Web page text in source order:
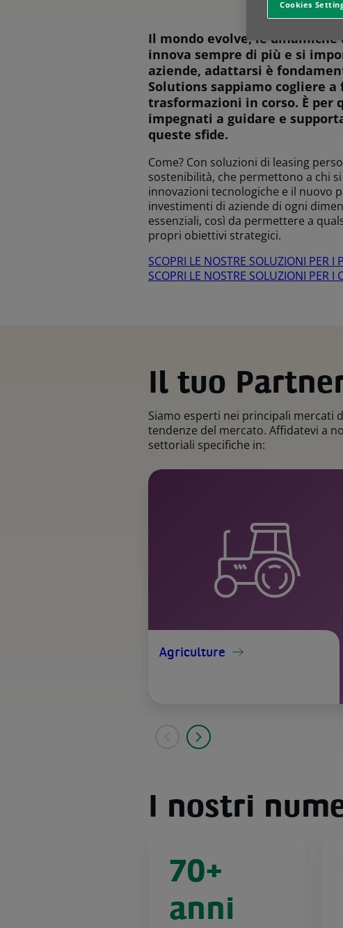
Il mondo evolve, le
innova sempre di più e si
aziende, adattarsi è
Solutions sappiamo cogliere
trasformazioni in corso. È per
impegnati a guidare e
queste sfide.
Come? Con soluzioni di leasing
sostenibilità, che permettono a chi
innovazioni tecnologiche e il nuovo
investimenti di aziende di ogni
essenziali, così da permettere a
propri obiettivi strategici.
SCOPRI LE NOSTRE SOLUZIONI PER
SCOPRI LE NOSTRE SOLUZIONI PER I
Il tuo
Siamo esperti nei principali mercati
tendenze del mercato. Affidatevi a
settoriali specifiche in:
Agriculture
I nostri
70+
anni
Cookies